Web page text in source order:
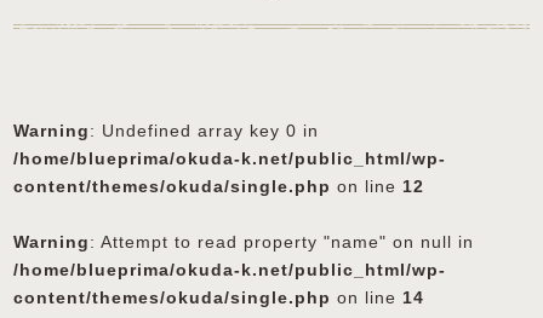
Warning: Undefined array key 0 in
/home/blueprima/okuda-k.net/public_html/wp-
content/themes/okuda/single.php on line 12
Warning: Attempt to read property "name" on null in
/home/blueprima/okuda-k.net/public_html/wp-
content/themes/okuda/single.php on line 14